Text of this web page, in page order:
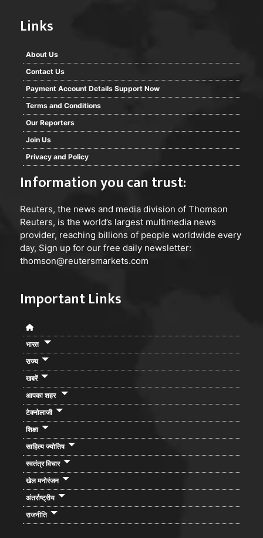
Links
About Us
Contact Us
Payment Account Details Support Now
Terms and Conditions
Our Reporters
Join Us
Privacy and Policy
Information you can trust:
Reuters, the news and media division of Thomson
Reuters, is the world’s largest multimedia news
provider, reaching billions of people worldwide every
day, Sign up for our free daily newsletter:
thomson@reutersmarkets.com
Important Links
भारत
राज्य
खबरें
आपका शहर
टेक्नोलाजी
शिक्षा
साहित्य ज्योतिष
स्वतंत्र विचार
खेल मनोरंजन
अंतर्राष्ट्रीय
राजनीति